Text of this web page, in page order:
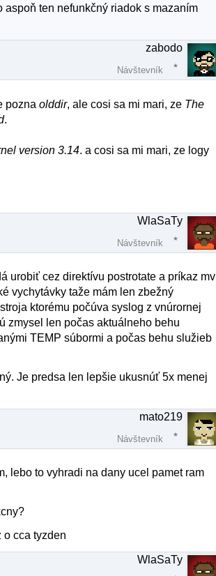
ten nefunkčný riadok s mazaním
zabodo
Návštevník
poznaolddir, ale cosi sa mi mari, ze The
.
version 3.14. a cosi sa mi mari, ze logy
WlaSaTy
Návštevník
urobiť cez direktívu postrotate a príkaz mv
vychytávky taže mám len zbežný
ktorému počúva syslog z vnúrornej
zmysel len počas aktuálneho behu
TEMP súbormi a počas behu služieb
Je predsa len lepšie ukusnúť 5x menej
mato219
Návštevník
lebo to vyhradi na dany ucel pamet ram
o cca tyzden
WlaSaTy